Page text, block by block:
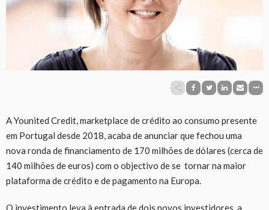
A Younited Credit, marketplace de crédito ao consumo presente
em Portugal desde 2018, acaba de anunciar que fechou uma
nova ronda de financiamento de 170 milhões de dólares (cerca de
140 milhões de euros) com o objectivo de se tornar na maior
plataforma de crédito e de pagamento na Europa.
O investimento leva à entrada de dois novos investidores, a